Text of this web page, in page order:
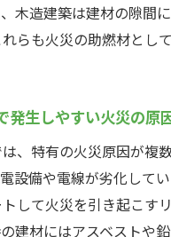
選びのプロフェッショ
ット
体工事における火災保険
解体時の保険選びで失敗
解体における保険料の相
木造建築は建材の隙間
らも火災の助燃材とし
発生しやすい火災の原
、特有の火災原因が複
設備や電線が劣化して
して火災を引き起こす
建材にはアスベストや